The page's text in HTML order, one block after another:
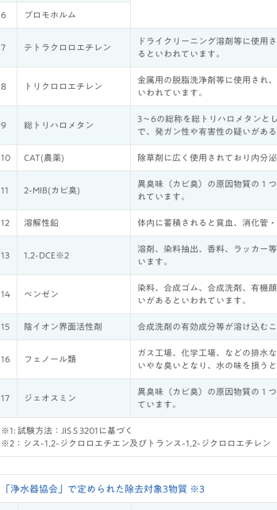
6 ブロモホルム
7 テトラクロロエチレン
ドライクリーニング溶剤等に使用
るといわれています。
8 トリクロロエチレン
金属用の脱脂洗浄剤等に使用され
いわれています。
9 総トリハロメタン
3～6の総称を総トリハロメタンと
で、発ガン性や有害性の疑いがあ
10 CAT(農薬) 除草剤に広く使用されており内分
11 2-MIB(カビ臭)
異臭味（カビ臭）の原因物質の１
れています。
12 溶解性鉛 体内に蓄積されると貧血、消化管
13 1,2-DCE※2
溶剤、染料抽出、香料、ラッカー
います。
14 ベンゼン
染料、合成ゴム、合成洗剤、有機
いがあるといわれています。
15 陰イオン界面活性剤 合成洗剤の有効成分等が溶け込む
16 フェノール類
ガス工場、化学工場、などの排水
いやな臭いとなり、水の味を損う
17 ジェオスミン
異臭味（カビ臭）の原因物質の１
ています。
※1: 試験方法：JIS S 3201に基づく
※2：シス-1,2-ジクロロエチエン及びトランス-1,2-ジクロロエチレン
「浄水器協会」で定められた除去対象3物質 ※3